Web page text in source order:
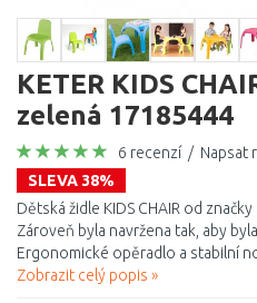
KETER KIDS
zelená 17185444
6 recenzí / Napsat
SLEVA 38%
Dětská židle KIDS CHAIR od
Zároveň byla navržena tak, aby
Ergonomické opěradlo a stabilní
Zobrazit celý popis »